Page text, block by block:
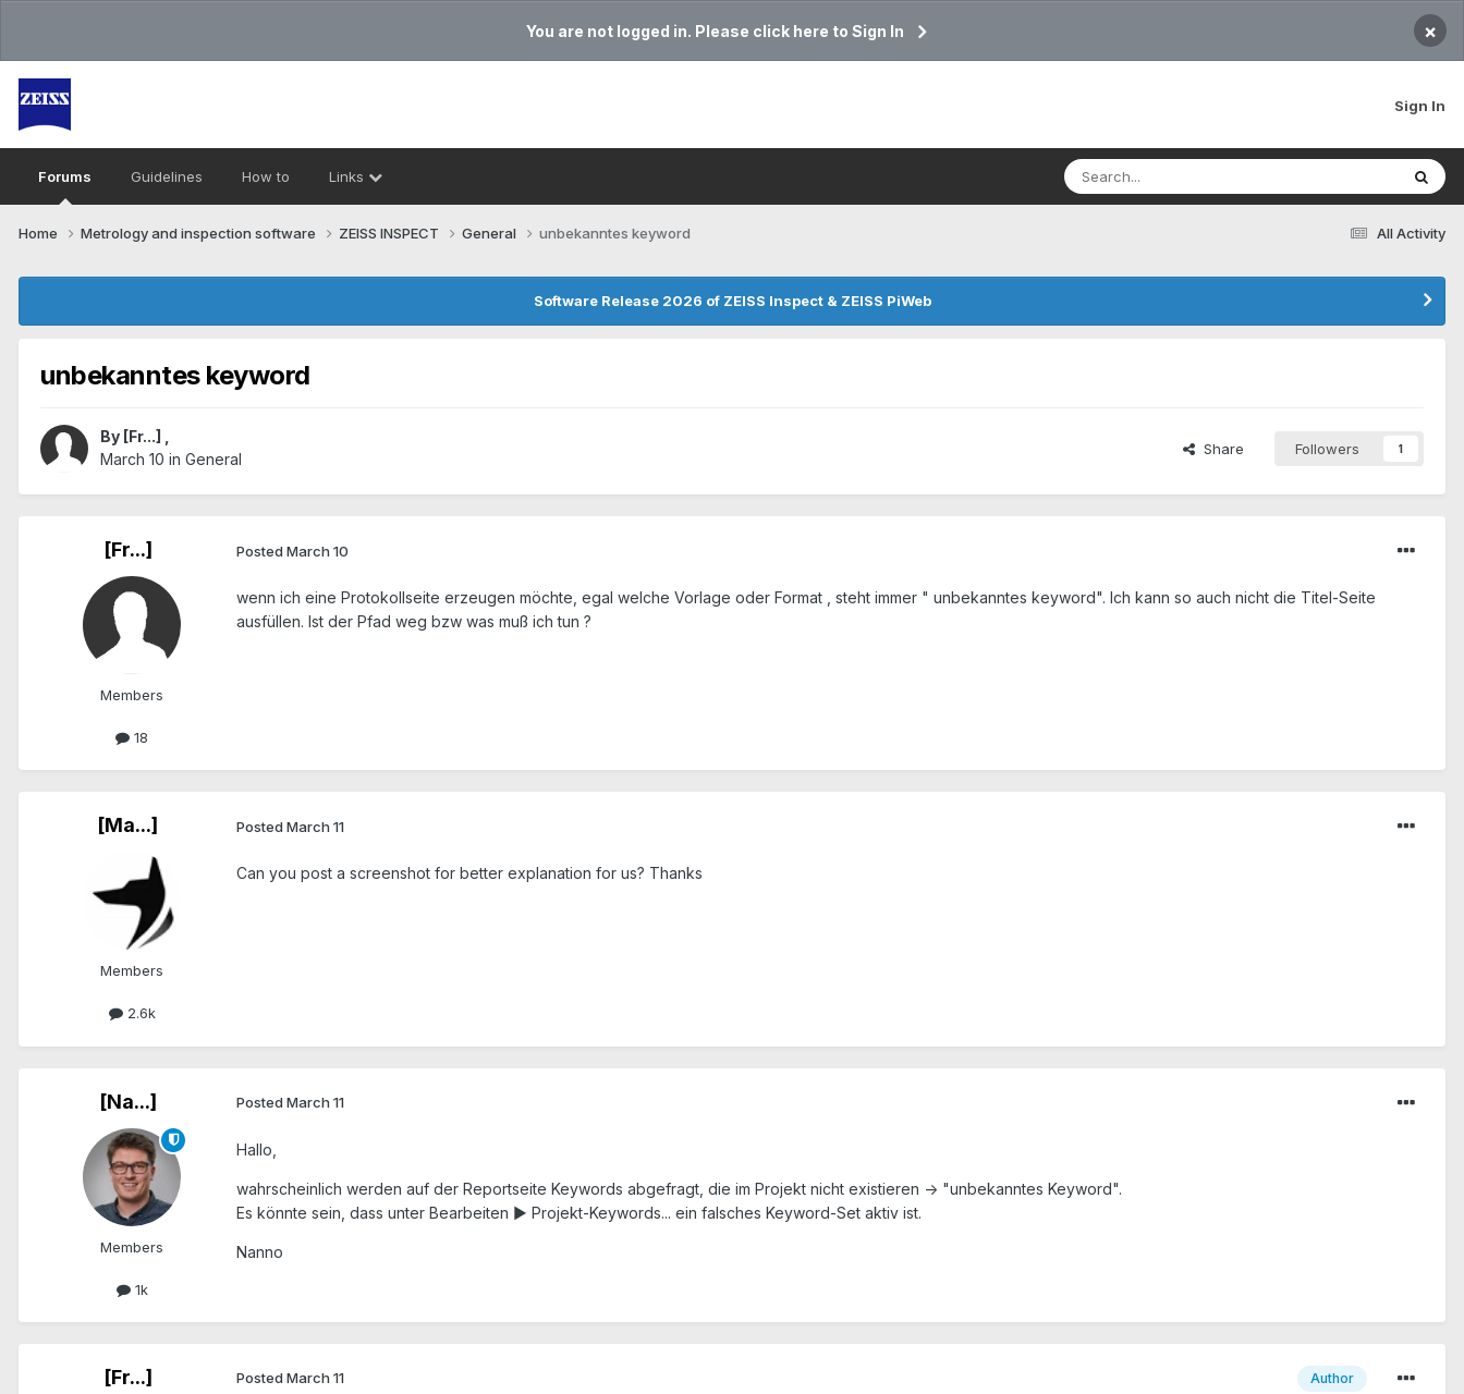
You are not logged in. Please click here to Sign In ×
Sign In
Forums Guidelines How to Links
All Activity
Home Metrology and inspection software ZEISS INSPECT General unbekanntes keyword
Software Release 2026 of ZEISS Inspect & ZEISS PiWeb
unbekanntes keyword
By [Fr...]
March 10 in General
Share Followers 1
[Fr...]
Members
18
Posted March 10
wenn ich eine Protokollseite erzeugen möchte, egal welche Vorlage oder Format , steht immer " unbekanntes keyword". Ich kann so auch nicht die Titel-Seite
ausfüllen. Ist der Pfad weg bzw was muß ich tun ?
[Ma...]
Members
2.6k
Posted March 11
Can you post a screenshot for better explanation for us? Thanks
[Na...]
Members
1k
Posted March 11
Hallo,
wahrscheinlich werden auf der Reportseite Keywords abgefragt, die im Projekt nicht existieren -> "unbekanntes Keyword".
Es könnte sein, dass unter Bearbeiten ► Projekt-Keywords... ein falsches Keyword-Set aktiv ist.
Nanno
[Fr...] Author
Posted March 11